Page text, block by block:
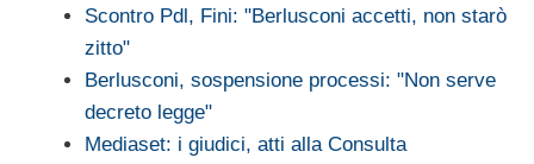
Scontro Pdl, Fini: "Berlusconi accetti, non starò
zitto"
Berlusconi, sospensione processi: "Non serve
decreto legge"
Mediaset: i giudici, atti alla Consulta